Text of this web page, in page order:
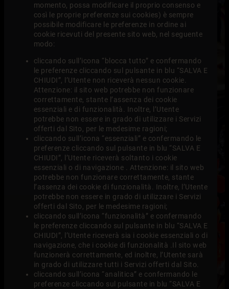
momento, possa modificare il proprio consenso e
così le proprie preferenze sui cookies) è sempre
possibile modificare le preferenze in ordine ai
cookie ricevuti del presente sito web, nel seguente
modo:
cliccando sull’icona “blocca tutto” e confermando
le preferenze cliccando sul pulsante in blu “SALVA E
CHIUDI”, l’Utente non riceverà nessun cookie.
Attenzione: il sito web potrebbe non funzionare
correttamente, stante l’assenza dei cookie
essenziali e di funzionalità. Inoltre, l’Utente
potrebbe non essere in grado di utilizzare i Servizi
offerti dal Sito, per le medesime ragioni;
cliccando sull’icona “essenziali” e confermando le
preferenze cliccando sul pulsante in blu “SALVA E
CHIUDI”, l’Utente riceverà soltanto i cookie
essenziali o di navigazione . Attenzione: il sito web
potrebbe non funzionare correttamente, stante
l’assenza dei cookie di funzionalità. Inoltre, l’Utente
potrebbe non essere in grado di utilizzare i Servizi
offerti dal Sito, per le medesime ragioni;
cliccando sull’icona “funzionalità” e confermando
le preferenze cliccando sul pulsante in blu “SALVA E
CHIUDI”, l’Utente riceverà sia i cookie essenziali o di
navigazione, che i cookie di funzionalità .Il sito web
funzionerà correttamente, ed inoltre, l’Utente sarà
in grado di utilizzare tutti i Servizi offerti dal Sito.
cliccando sull’icona “analitica” e confermando le
preferenze cliccando sul pulsante in blu “SALVA E